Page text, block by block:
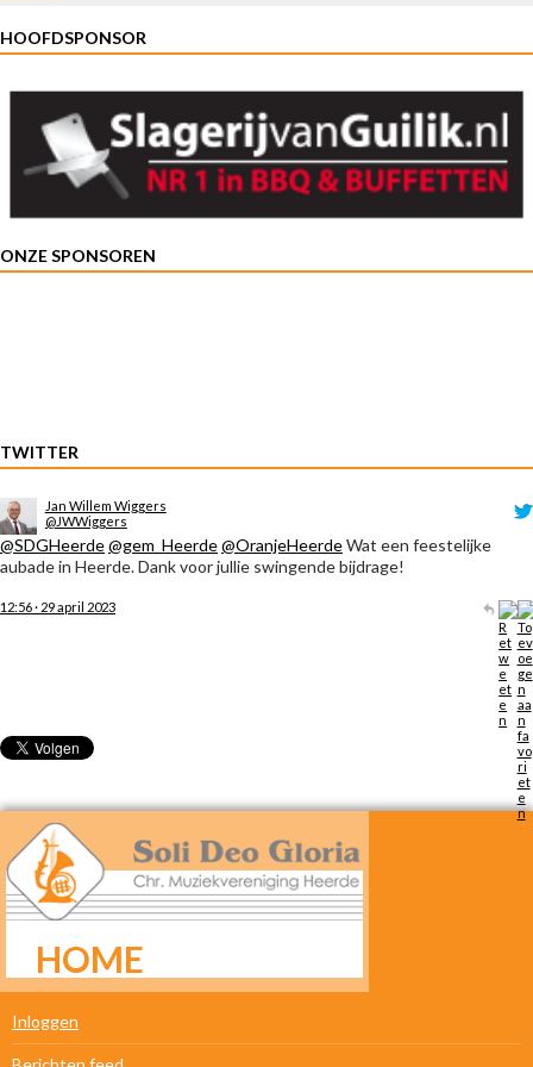
HOOFDSPONSOR
ONZE SPONSOREN
TWITTER
Jan Willem Wiggers
@JWWiggers
@SDGHeerde@gem_Heerde@OranjeHeerdeWat een feestelijke
aubade in Heerde. Dank voor jullie swingende bijdrage!
12:56 · 29 april 2023
HOME
META
Inloggen